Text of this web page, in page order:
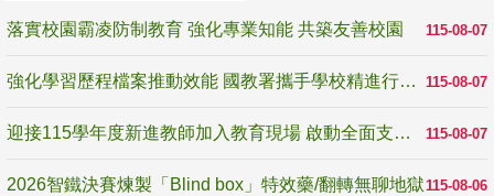
115-08-07
落實校園霸凌防制教育 強化專業知能 共築友善校園
115-08-07
強化學習歷程檔案推動效能 國教署攜手學校精進行政與教學支持
115-08-07
迎接115學年度新進教師加入教育現場 啟動全面支持陪伴
115-08-06
2026智鐵決賽煉製「Blind box」特效藥/翻轉無聊地獄